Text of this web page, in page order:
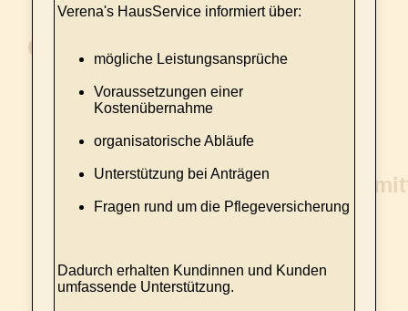
Verena's HausService informiert über:
mögliche Leistungsansprüche
Voraussetzungen einer
Kostenübernahme
organisatorische Abläufe
Unterstützung bei Anträgen
Fragen rund um die Pflegeversicherung
Dadurch erhalten Kundinnen und Kunden
umfassende Unterstützung.